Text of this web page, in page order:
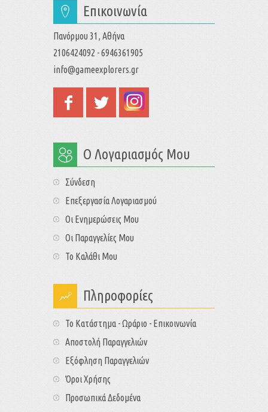
Επικοινωνία
Πανόρμου 31, Αθήνα
2106424092 - 6946361905
info@gameexplorers.gr
Ο Λογαριασμός Μου
Σύνδεση
Επεξεργασία Λογαριασμού
Οι Ενημερώσεις Μου
Οι Παραγγελίες Μου
Το Καλάθι Μου
Πληροφορίες
Το Κατάστημα - Ωράριο - Επικοινωνία
Αποστολή Παραγγελιών
Εξόφληση Παραγγελιών
Όροι Χρήσης
Προσωπικά Δεδομένα